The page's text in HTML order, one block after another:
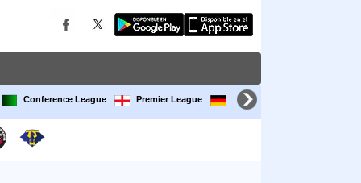
Conference League Premier League Bundesliga